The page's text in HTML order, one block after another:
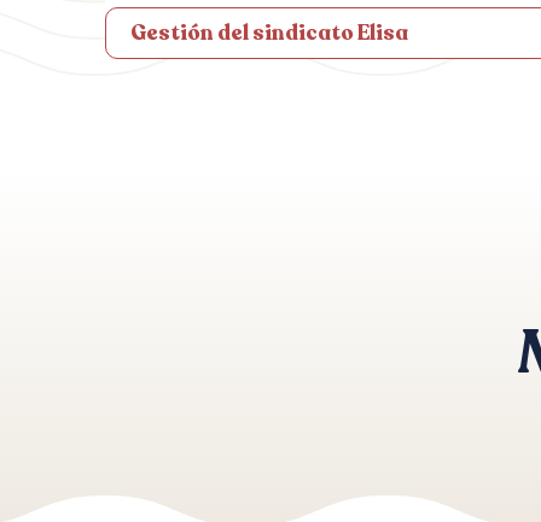
Gestión del sindicato Elisa
Paseo por el puerto de Propriano